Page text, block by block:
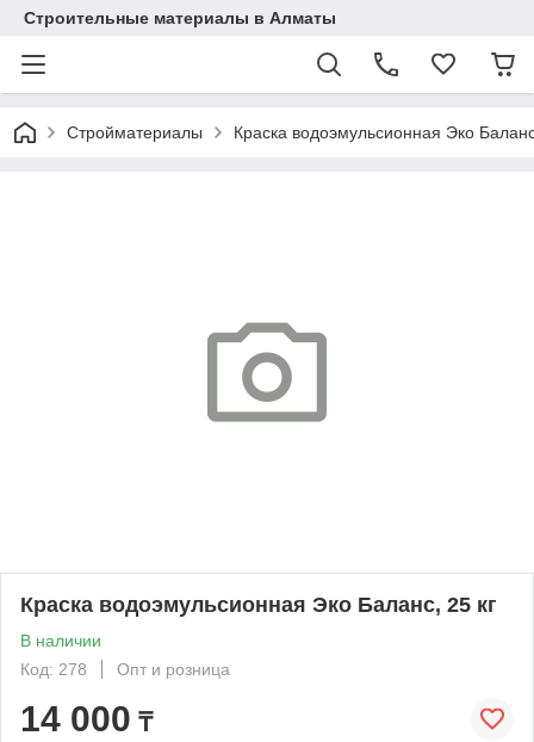
Строительные материалы в Алматы
Стройматериалы Краска водоэмульсионная Эко
Краска водоэмульсионная Эко Баланс, 25 кг
В наличии
Код: 278
Опт и розница
14 000 ₸